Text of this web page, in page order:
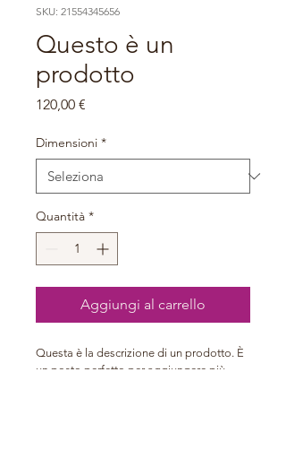
SKU: 21554345656
Questo è un
prodotto
120,00 €
Dimensioni *
Quantità *
Aggiungi al carrello
Questa è la descrizione di un prodotto. È
un posto perfetto per aggiungere più